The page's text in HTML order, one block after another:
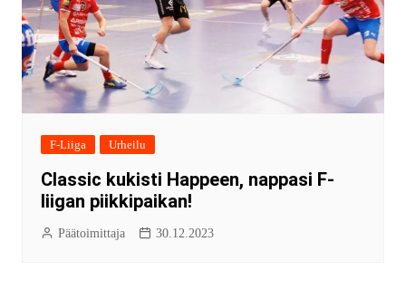
F-Liiga Urheilu
Classic kukisti Happeen, nappasi F-
liigan piikkipaikan!
Päätoimittaja 30.12.2023